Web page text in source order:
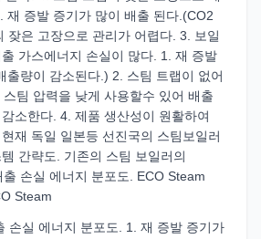
재 증발 증기가 많이 배출 된다.(CO2
잦은 고장으로 관리가 어렵다. 3. 보일
가스에너지 손실이 많다. 1. 재 증발
출량이 감소된다.) 2. 스팀 트랩이 없어
팀 압력을 낮게 사용할수 있어 배출
소한다. 4. 제품 생산성이 원활하여
재 독일 일본등 선진국의 스팀보일러
간략도. 기존의 스팀 보일러의
손실 에너지 분포도. ECO Steam
Steam
손실 에너지 분포도. 1. 재 증발 증기가